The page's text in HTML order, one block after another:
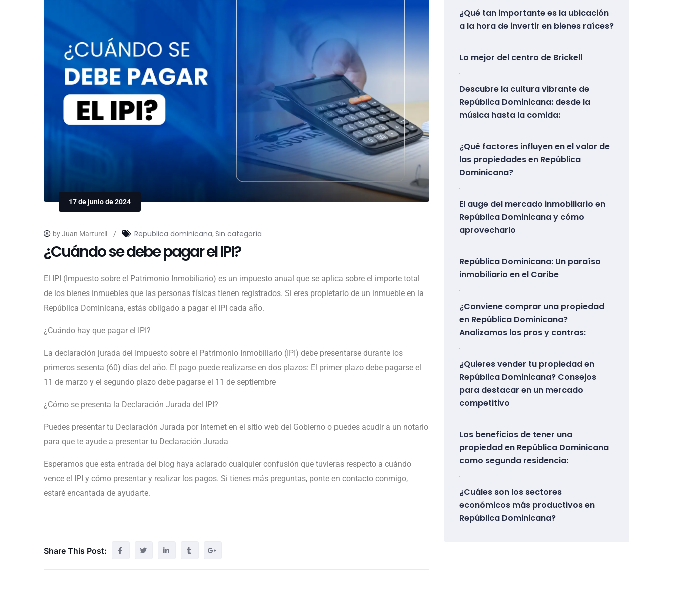
17 de junio de 2024
by Juan Marturell / Republica dominicana, Sin categoría
¿Cuándo se debe pagar el IPI?
El IPI (Impuesto sobre el Patrimonio Inmobiliario) es un impuesto anual que se aplica sobre el importe total
de los bienes inmuebles que las personas físicas tienen registrados. Si eres propietario de un inmueble en la
República Dominicana, estás obligado a pagar el IPI cada año.
¿Cuándo hay que pagar el IPI?
La declaración jurada del Impuesto sobre el Patrimonio Inmobiliario (IPI) debe presentarse durante los
primeros sesenta (60) días del año. El pago puede realizarse en dos plazos: El primer plazo debe pagarse el
11 de marzo y el segundo plazo debe pagarse el 11 de septiembre
¿Cómo se presenta la Declaración Jurada del IPI?
Puedes presentar tu Declaración Jurada por Internet en el sitio web del Gobierno o puedes acudir a un notario
para que te ayude a presentar tu Declaración Jurada
Esperamos que esta entrada del blog haya aclarado cualquier confusión que tuvieras respecto a cuándo
vence el IPI y cómo presentar y realizar los pagos. Si tienes más preguntas, ponte en contacto conmigo,
estaré encantada de ayudarte.
Share This Post:
¿Qué tan importante es la ubicación
a la hora de invertir en bienes raíces?
Lo mejor del centro de Brickell
Descubre la cultura vibrante de
República Dominicana: desde la
música hasta la comida:
¿Qué factores influyen en el valor de
las propiedades en República
Dominicana?
El auge del mercado inmobiliario en
República Dominicana y cómo
aprovecharlo
República Dominicana: Un paraíso
inmobiliario en el Caribe
¿Conviene comprar una propiedad
en República Dominicana?
Analizamos los pros y contras:
¿Quieres vender tu propiedad en
República Dominicana? Consejos
para destacar en un mercado
competitivo
Los beneficios de tener una
propiedad en República Dominicana
como segunda residencia:
¿Cuáles son los sectores
económicos más productivos en
República Dominicana?